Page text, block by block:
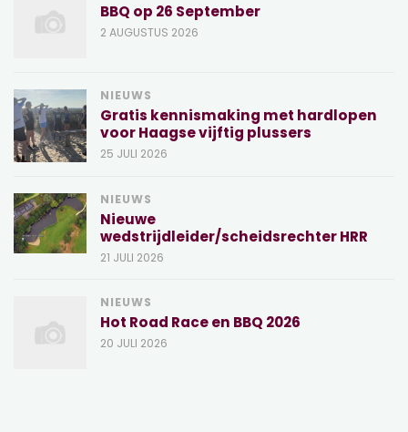
BBQ op 26 September
2 AUGUSTUS 2026
NIEUWS
Gratis kennismaking met hardlopen
voor Haagse vijftig plussers
25 JULI 2026
NIEUWS
Nieuwe
wedstrijdleider/scheidsrechter HRR
21 JULI 2026
NIEUWS
Hot Road Race en BBQ 2026
20 JULI 2026